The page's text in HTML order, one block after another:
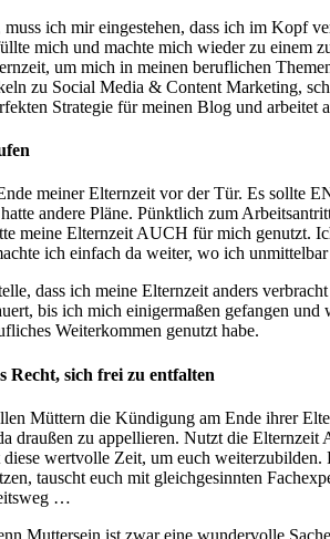
ich mir eingestehen, dass ich im Kopf
mich und machte mich wieder zu einem
um mich in meinen beruflichen
zu Social Media & Content Marketing,
Strategie für meinen Blog und
meiner Elternzeit vor der Tür. Es sollte
andere Pläne. Pünktlich zum
meine Elternzeit AUCH für mich genutzt.
ich einfach da weiter, wo ich
dass ich meine Elternzeit anders
bis ich mich einigermaßen gefangen
Weiterkommen genutzt habe.
Recht, sich frei zu entfalten
Müttern die Kündigung am Ende ihrer
draußen zu appellieren. Nutzt die
wertvolle Zeit, um euch
tauscht euch mit gleichgesinnten
…
Muttersein ist zwar eine wundervolle